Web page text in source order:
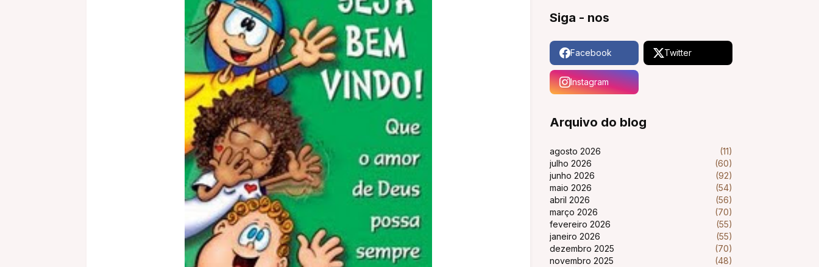
Siga - nos
Facebook Twitter
Instagram
Arquivo do blog
agosto 2026
(11)
julho 2026
(60)
junho 2026
(92)
maio 2026
(54)
abril 2026
(56)
março 2026
(70)
fevereiro 2026
(55)
janeiro 2026
(55)
dezembro 2025
(70)
novembro 2025
(48)